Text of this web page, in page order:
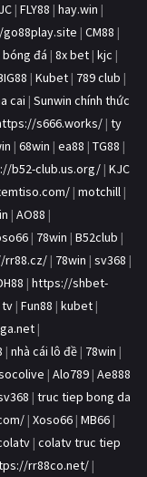
| FLY88 | hay.win |
| CM88 |
đá | 8x bet | kjc |
| Kubet | 789 club |
cai | Sunwin chính thức
s666.works/ | ty
| 68win | ea88 | TG88 |
b52-club.us.org/ | KJC
| motchill |
| AO88 |
| 78win | B52club |
rr88.cz/ | 78win | sv368 |
| https://shbet-
tv | Fun88 | kubet |
|
| nhà cái lô đề | 78win |
| Alo789 | Ae888
| truc tiep bong da
| Xoso66 | MB66 |
| colatv truc tiep
rr88co.net/ |